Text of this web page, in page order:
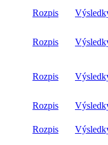
Rozpis
Rozpis
Rozpis
Rozpis
Rozpis